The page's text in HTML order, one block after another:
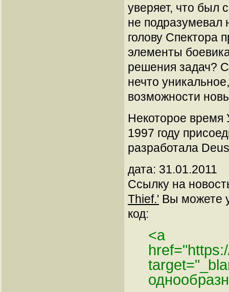
уверяет, что был
не подразумевал
голову Спектора
элементы
решения задач?
нечто
возможности
Некоторое время
1997 году
разработала
дата: 31.01.2011
Ссылку на
Thief.' Вы можете
код:
<a